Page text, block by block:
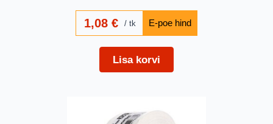
1,08€ tk
Lisa korvi